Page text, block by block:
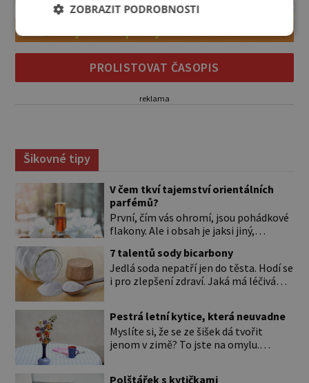
PROLISTOVAT ČASOPIS
reklama
Šikovné tipy
V čem tkví tajemství orientálních
parfémů?
První, čím vás ohromí, jsou pohádkové
flakony. Ale i obsah je jaksi jiný,
parfumérií. Čím to? V arabské kultuře
mají vůně mnohem delší tradici než
v naší. Jejich původní účel byl nejspíš
voní? Při testování orientálních vůní
nejspíš zjistíte, že jen málokterá se
vám […]
7 talentů sody bicarbony
Jedlá soda nepatří jen do těsta. Hodí se
i pro zlepšení zdraví. Jaká má léčivá
Jedlá soda (pro úplnost je to
hydrogenuhličitan sodný s chemickou
značkou NaHCO3) je ten bílý, ve vodě
bicarbona. Je součástí kypřicího prášku
Pestrá letní kytice, která neuvadne
Myslíte si, že se ze šišek dá tvořit
jenom v zimě? To jste na omylu.
Polštářek s kytičkami
ZOBRAZIT PODROBNOSTI